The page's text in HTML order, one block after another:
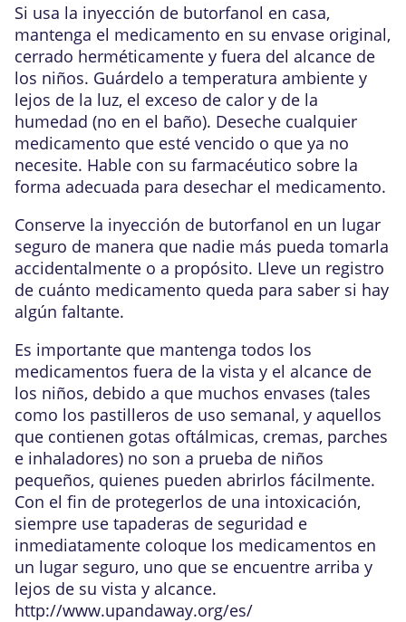
Si usa la inyección de butorfanol en casa,
mantenga el medicamento en su envase original,
cerrado herméticamente y fuera del alcance de
los niños. Guárdelo a temperatura ambiente y
lejos de la luz, el exceso de calor y de la
humedad (no en el baño). Deseche cualquier
medicamento que esté vencido o que ya no
necesite. Hable con su farmacéutico sobre la
forma adecuada para desechar el medicamento.
Conserve la inyección de butorfanol en un lugar
seguro de manera que nadie más pueda tomarla
accidentalmente o a propósito. Lleve un registro
de cuánto medicamento queda para saber si hay
algún faltante.
Es importante que mantenga todos los
medicamentos fuera de la vista y el alcance de
los niños, debido a que muchos envases (tales
como los pastilleros de uso semanal, y aquellos
que contienen gotas oftálmicas, cremas, parches
e inhaladores) no son a prueba de niños
pequeños, quienes pueden abrirlos fácilmente.
Con el fin de protegerlos de una intoxicación,
siempre use tapaderas de seguridad e
inmediatamente coloque los medicamentos en
un lugar seguro, uno que se encuentre arriba y
lejos de su vista y alcance.
http://www.upandaway.org/es/